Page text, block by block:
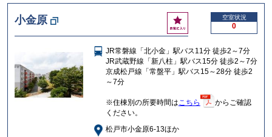
け
る
小金原
お
気
入
り
空室状況
0
JR常磐線「北小金」駅バス11分 徒歩2～7分
JR武蔵野線「新八柱」駅バス15分 徒歩2～7分
京成松戸線「常盤平」駅バス15～28分 徒歩2
～7分
※住棟別の所要時間はこちら
からご確認
ください。
松戸市小金原6-13ほか